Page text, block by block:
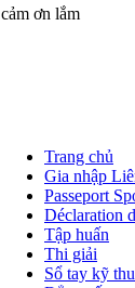
cảm ơn lắm
Trang chủ
Gia nhập
Passeport
Déclaration
Tập huấn
Thi giải
Sổ tay kỹ